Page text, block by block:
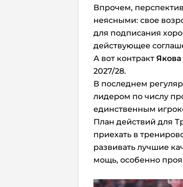
Впрочем,
неясными: свое
для подписания
действующее
А вот контракт
2027/28.
В последнем
лидером по числу
единственным
План действий для
приехать в
развивать лучшие
мощь, особенно